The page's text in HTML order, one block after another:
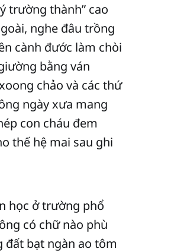
trường thành” cao
nghe đâu trồng
cành đước làm chòi
bằng ván
chảo và các thứ
ngày xưa mang
con cháu đem
thế hệ mai sau ghi
học ở trường phổ
có chữ nào phù
đất bạt ngàn ao tôm